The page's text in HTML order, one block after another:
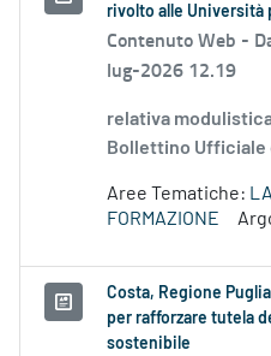
rivolto alle Università
Contenuto Web -
lug-2026 12.19
relativa
Bollettino Ufficiale
Aree Tematiche:
FORMAZIONE
Costa, Regione
per rafforzare tutela
sostenibile